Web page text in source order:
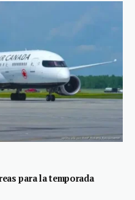
para la temporada